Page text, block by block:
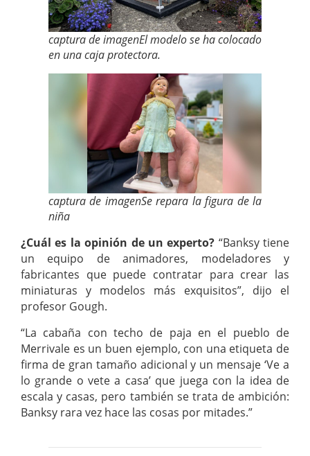
captura de imagenEl modelo se ha colocado
en una caja protectora.
captura de imagenSe repara la figura de la
niña
¿Cuál es la opinión de un experto? “Banksy tiene
un equipo de animadores, modeladores y
fabricantes que puede contratar para crear las
miniaturas y modelos más exquisitos”, dijo el
profesor Gough.
“La cabaña con techo de paja en el pueblo de
Merrivale es un buen ejemplo, con una etiqueta de
firma de gran tamaño adicional y un mensaje ‘Ve a
lo grande o vete a casa’ que juega con la idea de
escala y casas, pero también se trata de ambición:
Banksy rara vez hace las cosas por mitades.”